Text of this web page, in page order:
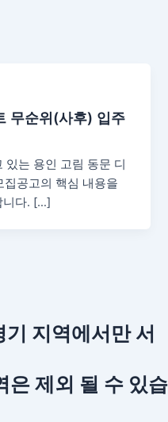
무순위(사후) 입주
있는 용인 고림 동문 디
공고의 핵심 내용을
니다. […]
지역에서만 서
은 제외 될 수 있습